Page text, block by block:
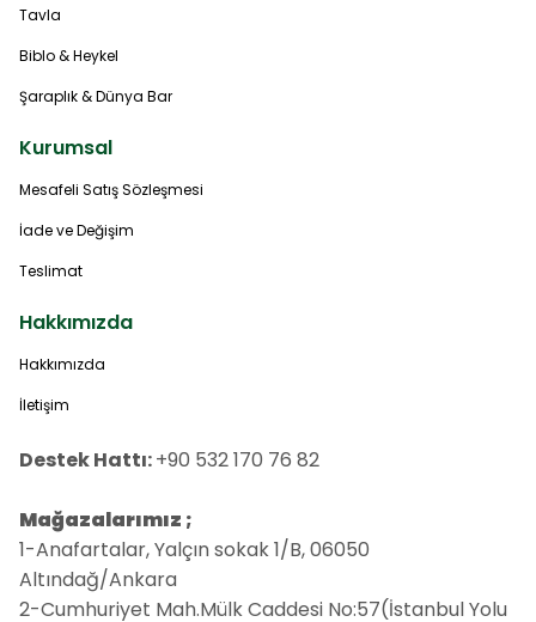
Tavla
Biblo & Heykel
Şaraplık & Dünya Bar
Kurumsal
Mesafeli Satış Sözleşmesi
İade ve Değişim
Teslimat
Hakkımızda
Hakkımızda
İletişim
Destek Hattı:+90 532 170 76 82
Mağazalarımız ;
1-Anafartalar, Yalçın sokak 1/B, 06050
Altındağ/Ankara
2-Cumhuriyet Mah.Mülk Caddesi No:57(İstanbul Yolu